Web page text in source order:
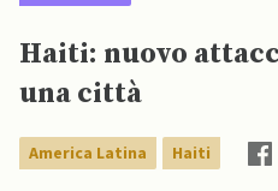
Haiti: nuovo
una città
America Latina Haiti